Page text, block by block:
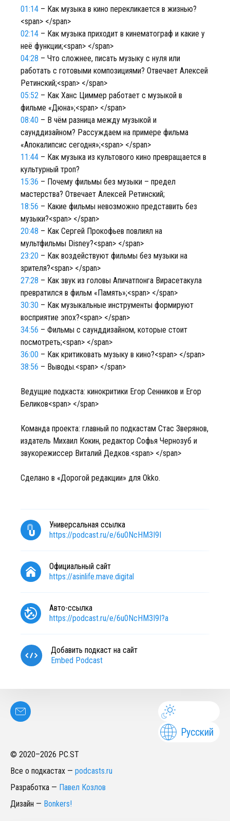
01:14 – Как музыка в кино перекликается в жизнью?
<span> </span>
02:14 – Как музыка приходит в кинематограф и какие у
неё функции;<span> </span>
04:28 – Что сложнее, писать музыку с нуля или
работать с готовыми композициями? Отвечает Алексей
Ретинский;<span> </span>
05:52 – Как Ханс Циммер работает с музыкой в
фильме «Дюна»;<span> </span>
08:40 – В чём разница между музыкой и
саунддизайном? Рассуждаем на примере фильма
«Апокалипсис сегодня»;<span> </span>
11:44 – Как музыка из культового кино превращается в
культурный троп?
15:36 – Почему фильмы без музыки – предел
мастерства? Отвечает Алексей Ретинский;
18:56 – Какие фильмы невозможно представить без
музыки?<span> </span>
20:48 – Как Сергей Прокофьев повлиял на
мультфильмы Disney?<span> </span>
23:20 – Как воздействуют фильмы без музыки на
зрителя?<span> </span>
27:28 – Как звук из головы Апичатпонга Вирасетакула
превратился в фильм «Память»;<span> </span>
30:30 – Как музыкальные инструменты формируют
восприятие эпох?<span> </span>
34:56 – Фильмы с саунддизайном, которые стоит
посмотреть;<span> </span>
36:00 – Как критиковать музыку в кино?<span> </span>
38:56 – Выводы.<span> </span>
Ведущие подкаста: кинокритики Егор Сенников и Егор
Беликов<span> </span>
Команда проекта: главный по подкастам Стас Зверянов,
издатель Михаил Кокин, редактор Софья Чернозуб и
звукорежиссер Виталий Дедков.<span> </span>
Сделано в «Дорогой редакции» для Okko.
Универсальная ссылка
https://podcast.ru/e/6u0NcHM3I9I
Официальный сайт
https://asinlife.mave.digital
Авто-ссылка
https://podcast.ru/e/6u0NcHM3I9I?a
Добавить подкаст на сайт
Embed Podcast
Русский
© 2020–2026 PC.ST
Все о подкастах — podcasts.ru
Разработка — Павел Козлов
Дизайн — Bonkers!